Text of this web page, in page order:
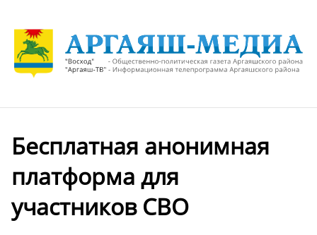
Бесплатная анонимная
платформа для
участников СВО